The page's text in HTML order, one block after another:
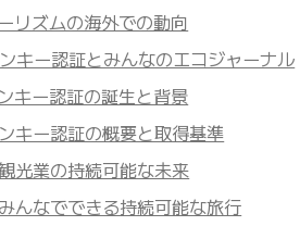
リズムの海外での動向
キー認証とみんなのエコジャーナル
キー認証の誕生と背景
キー認証の概要と取得基準
光業の持続可能な未来
んなでできる持続可能な旅行